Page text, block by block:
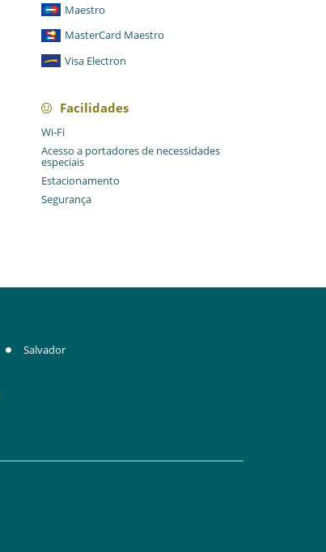
Maestro
MasterCard Maestro
Visa Electron
Facilidades
Wi-Fi
Acesso a portadores de necessidades
especiais
Estacionamento
Segurança
Salvador